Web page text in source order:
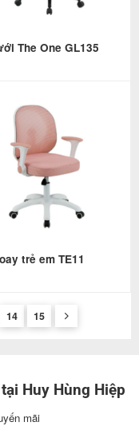
The One GL135
trẻ em TE11
14 15
Huy Hùng Hiệp
mãi